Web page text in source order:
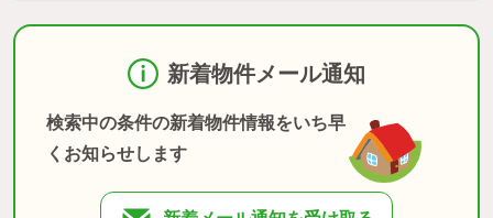
新着物件メール通知
検索中の条件の新着物件情報をいち早
くお知らせします